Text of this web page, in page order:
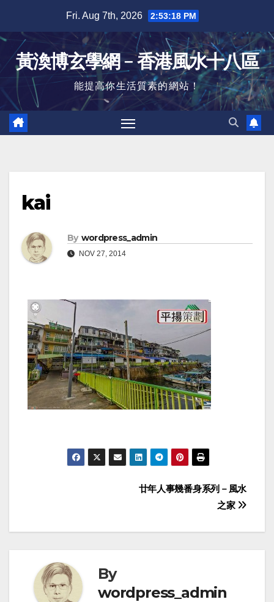
content
Fri. Aug 7th, 2026 2:53:19 PM
黃渙博玄學網﹣香港風水十八區
能提高你生活質素的網站！
kai
By wordpress_admin
NOV 27, 2014
廿年人事幾番身系列－風水
之家
By
wordpress_admin